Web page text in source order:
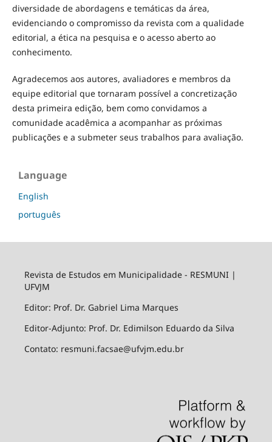
diversidade de abordagens e temáticas da área,
evidenciando o compromisso da revista com a qualidade
editorial, a ética na pesquisa e o acesso aberto ao
conhecimento.
Agradecemos aos autores, avaliadores e membros da
equipe editorial que tornaram possível a concretização
desta primeira edição, bem como convidamos a
comunidade acadêmica a acompanhar as próximas
publicações e a submeter seus trabalhos para avaliação.
Language
English
português
Revista de Estudos em Municipalidade - RESMUNI |
UFVJM
Editor: Prof. Dr. Gabriel Lima Marques
Editor-Adjunto: Prof. Dr. Edimilson Eduardo da Silva
Contato: resmuni.facsae@ufvjm.edu.br